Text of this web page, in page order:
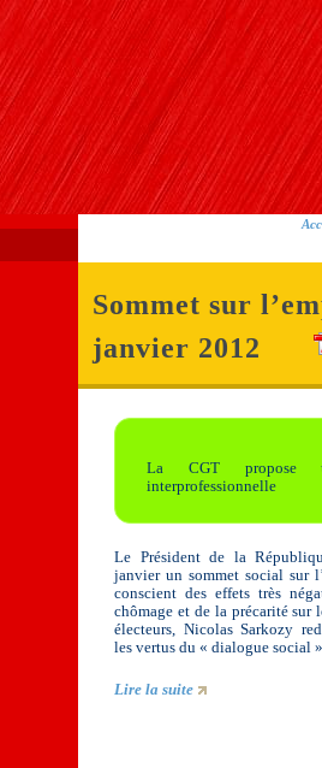
Sommet sur
janvier 2012
La CGT propose
interprofessionnelle
Le Président de la
janvier un sommet social sur
conscient des effets très
chômage et de la précarité sur
électeurs, Nicolas Sarkozy
les vertus du « dialogue social
Lire la suite